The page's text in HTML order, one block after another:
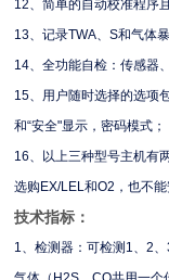
12、简单的自动校准程序
13、记录TWA、S和气体
14、全功能自检：传感器
15、用户随时选择的选项
和“安全"显示，密码模式；
16、以上三种型号主机有
选购EX/LEL和O2，也不能
技术指标：
1、检测器：可检测1、2